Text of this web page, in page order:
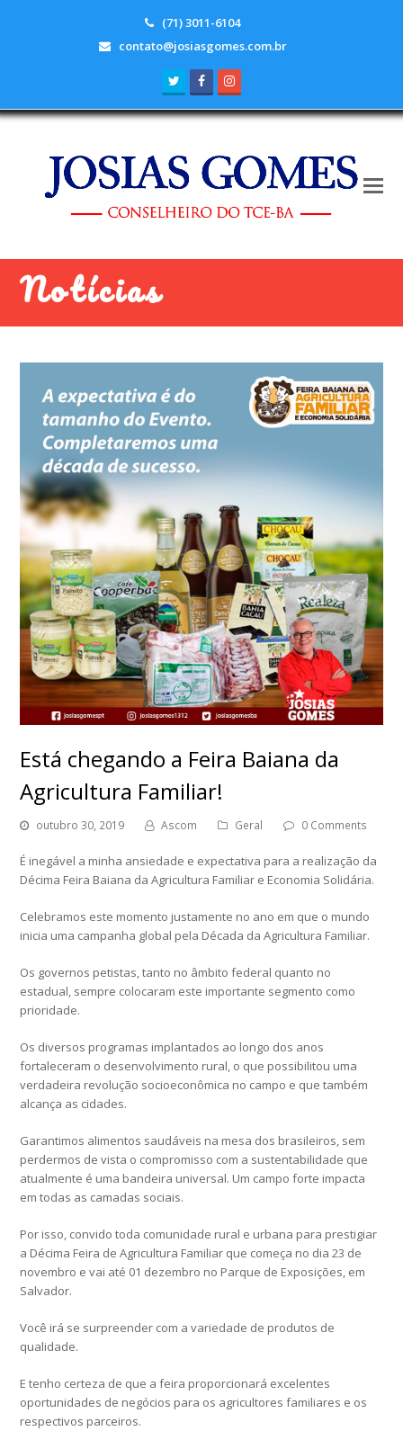
(71) 3011-6104
contato@josiasgomes.com.br
TwitterFacebook
Notícias
Está chegando a Feira Baiana da
Agricultura Familiar!
outubro 30, 2019 Ascom Geral 0 Comments
É inegável a minha ansiedade e expectativa para a realização da
Décima Feira Baiana da Agricultura Familiar e Economia Solidária.
Celebramos este momento justamente no ano em que o mundo
inicia uma campanha global pela Década da Agricultura Familiar.
Os governos petistas, tanto no âmbito federal quanto no
estadual, sempre colocaram este importante segmento como
prioridade.
Os diversos programas implantados ao longo dos anos
fortaleceram o desenvolvimento rural, o que possibilitou uma
verdadeira revolução socioeconômica no campo e que também
alcança as cidades.
Garantimos alimentos saudáveis na mesa dos brasileiros, sem
perdermos de vista o compromisso com a sustentabilidade que
atualmente é uma bandeira universal. Um campo forte impacta
em todas as camadas sociais.
Por isso, convido toda comunidade rural e urbana para prestigiar
a Décima Feira de Agricultura Familiar que começa no dia 23 de
novembro e vai até 01 dezembro no Parque de Exposições, em
Salvador.
Você irá se surpreender com a variedade de produtos de
qualidade.
E tenho certeza de que a feira proporcionará excelentes
oportunidades de negócios para os agricultores familiares e os
respectivos parceiros.